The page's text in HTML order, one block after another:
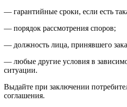
— гарантийные сроки, если есть
— порядок рассмотрения споров;
— должность лица, принявшего
— любые другие условия в
ситуации.
Выдайте при заключении
соглашения.